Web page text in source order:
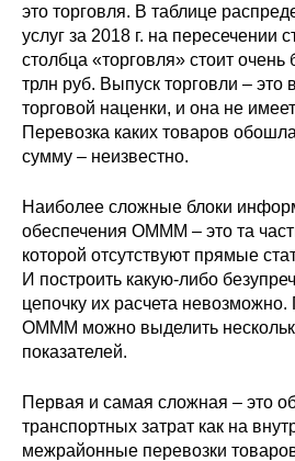
это торговля. В таблице
услуг за 2018 г. на пересечении
столбца «торговля» стоит
трлн руб. Выпуск торговли – это
торговой наценки, и она не
Перевозка каких товаров
сумму – неизвестно.
Наиболее сложные блоки
обеспечения ОМММ – это та
которой отсутствуют прямые
И построить какую-либо
цепочку их расчета
ОМММ можно выделить
показателей.
Первая и самая сложная – это
транспортных затрат как на
межрайонные перевозки